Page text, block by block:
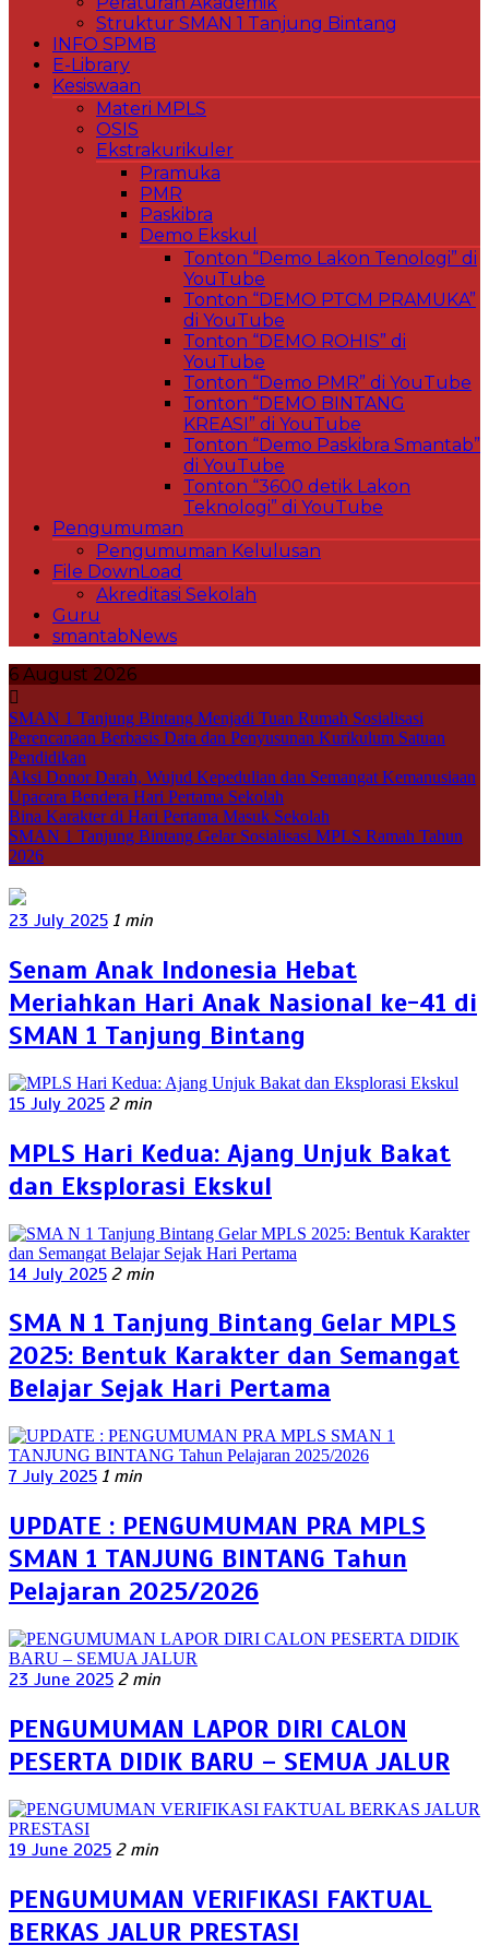
Struktur SMAN 1 Tanjung Bintang
INFO SPMB
E-Library
Kesiswaan
Materi MPLS
OSIS
Ekstrakurikuler
Pramuka
PMR
Paskibra
Demo Ekskul
Tonton “Demo Lakon Tenologi” di
YouTube
Tonton “DEMO PTCM PRAMUKA”
di YouTube
Tonton “DEMO ROHIS” di
YouTube
Tonton “Demo PMR” di YouTube
Tonton “DEMO BINTANG
KREASI” di YouTube
Tonton “Demo Paskibra Smantab”
di YouTube
Tonton “3600 detik Lakon
Teknologi” di YouTube
Pengumuman
Pengumuman Kelulusan
File DownLoad
Akreditasi Sekolah
Guru
smantabNews
6 August 2026
SMAN 1 Tanjung Bintang Menjadi Tuan Rumah Sosialisasi
Perencanaan Berbasis Data dan Penyusunan Kurikulum Satuan
Pendidikan
Aksi Donor Darah, Wujud Kepedulian dan Semangat Kemanusiaan
Upacara Bendera Hari Pertama Sekolah
Bina Karakter di Hari Pertama Masuk Sekolah
SMAN 1 Tanjung Bintang Gelar Sosialisasi MPLS Ramah Tahun
2026
23 July 2025 1 min
Senam Anak Indonesia Hebat
Meriahkan Hari Anak Nasional ke-41 di
SMAN 1 Tanjung Bintang
15 July 2025 2 min
MPLS Hari Kedua: Ajang Unjuk Bakat
dan Eksplorasi Ekskul
14 July 2025 2 min
SMA N 1 Tanjung Bintang Gelar MPLS
2025: Bentuk Karakter dan Semangat
Belajar Sejak Hari Pertama
7 July 2025 1 min
UPDATE : PENGUMUMAN PRA MPLS
SMAN 1 TANJUNG BINTANG Tahun
Pelajaran 2025/2026
23 June 2025 2 min
PENGUMUMAN LAPOR DIRI CALON
PESERTA DIDIK BARU – SEMUA JALUR
19 June 2025 2 min
PENGUMUMAN VERIFIKASI FAKTUAL
BERKAS JALUR PRESTASI